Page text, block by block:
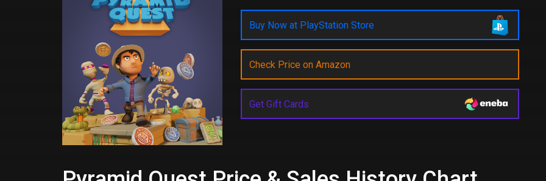
Buy Now at PlayStation Store
Check Price on Amazon
Get Gift Cards